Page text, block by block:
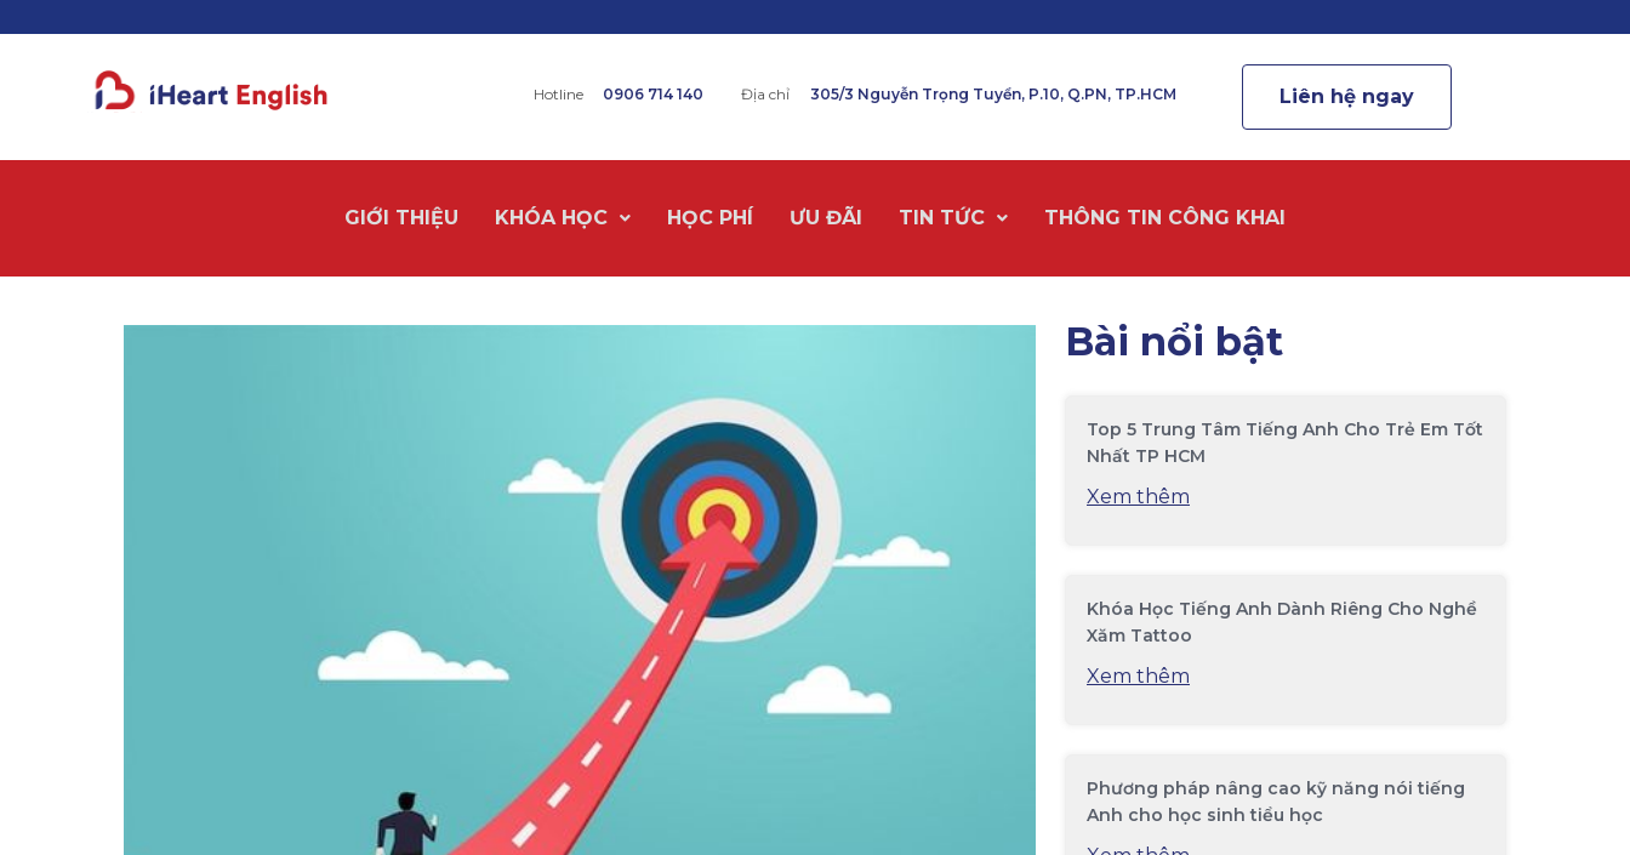
Hotline 0906 714 140 Địa chỉ 305/3 Nguyễn Trọng Tuyển, P.10, Q.PN, TP.HCM Liên hệ ngay
GIỚI THIỆU KHÓA HỌC HỌC PHÍ ƯU ĐÃI TIN TỨC THÔNG TIN CÔNG KHAI
Bài nổi bật
Top 5 Trung Tâm Tiếng Anh Cho Trẻ Em Tốt
Nhất TP HCM
Xem thêm
Khóa Học Tiếng Anh Dành Riêng Cho Nghề
Xăm Tattoo
Xem thêm
Phương pháp nâng cao kỹ năng nói tiếng
Anh cho học sinh tiểu học